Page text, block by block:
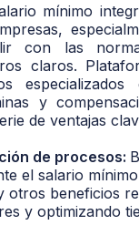
mínimo
con las
claros.
y
de ventajas
de procesos:
el salario
otros beneficios
y optimizando